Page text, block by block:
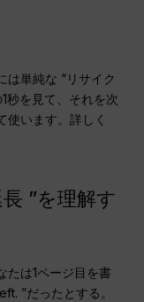
は単純な “リサイク
秒を見て、それを次
使います。詳しく
”を理解す
たは1ページ目を書
”だったとする。